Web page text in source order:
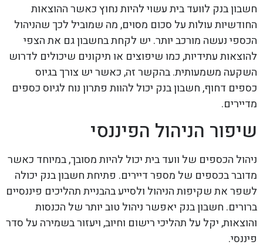
חשבון בנק לוועד בית עשוי להיות נחוץ כאשר ההוצאות
החודשיות עולות על סכום מסוים, מה שמוביל לכך שהניהול
הכספי נעשה מורכב יותר. יש לקחת בחשבון גם את הצפי
להוצאות עתידיות, כמו שיפוצים או תיקונים שיכולים לדרוש
השקעה משמעותית. בהקשר זה, כאשר יש צורך בגיוס
כספים דחוף, חשבון בנק יכול להוות פתרון נוח לגיוס כספים
מדיירים.
שיפור הניהול הפיננסי
ניהול הכספים של וועד בית יכול להיות מסובך, במיוחד כאשר
מדובר בכספים של מספר דיירים. פתיחת חשבון בנק יכולה
לשפר את שקיפות הניהול ולסייע בהבניית תהליכים פיננסיים
ברורים. חשבון בנק יאפשר ניהול טוב יותר של הכנסות
והוצאות, יקל על תהליכי רישום וחיוב, ויעזור בשמירה על סדר
פיננסי.